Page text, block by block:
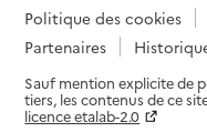
Politique des cookies
Partenaires
Sauf mention explicite de
tiers, les contenus de ce
licence etalab-2.0